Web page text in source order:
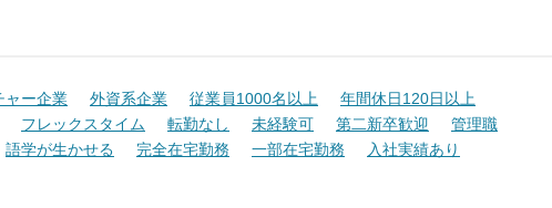
ャー企業 外資系企業 従業員1000名以上
年間休日120日以上
フレックスタイム 転勤なし 未経験可 第二新卒歓迎
管理職
語学が生かせる 完全在宅勤務 一部在宅勤務
入社実績あり